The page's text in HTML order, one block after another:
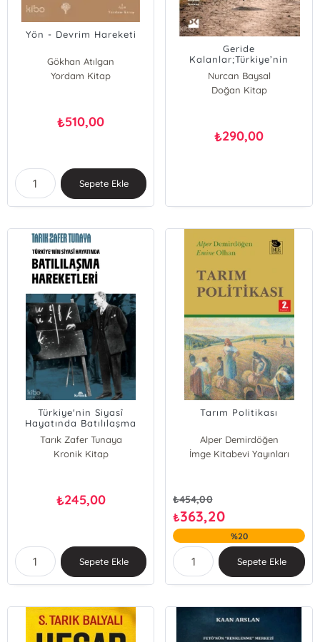
Yön - Devrim Hareketi
Gökhan Atılgan
Yordam Kitap
₺510,00
Sepete Ekle
Geride
Kalanlar;Türkiye’nin
Gömülü Sorunu ve Mayın
Mağdurlarının Hikâyeleri
Nurcan Baysal
Doğan Kitap
₺290,00
Türkiye'nin Siyasî
Hayatında Batılılaşma
Hareketleri
Tarık Zafer Tunaya
Kronik Kitap
₺245,00
Sepete Ekle
Tarım Politikası
Alper Demirdöğen
Emine Olhan
İmge Kitabevi Yayınları
₺454,00
₺363,20
%20
Sepete Ekle